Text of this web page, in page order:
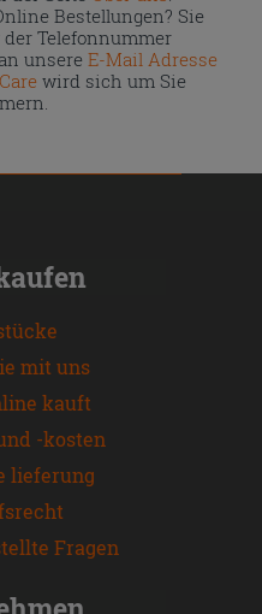
Bestellungen? Sie
Telefonnummer
unsereE-Mail Adresse
wird sich um Sie
mit uns
kauft
-kosten
lieferung
Fragen